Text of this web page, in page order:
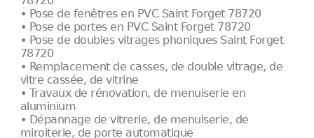
• Pose de fenêtres en PVC Saint Forget 78720
• Pose de portes en PVC Saint Forget 78720
• Pose de doubles vitrages phoniques Saint Forget
78720
• Remplacement de casses, de double vitrage, de
vitre cassée, de vitrine
• Travaux de rénovation, de menuiserie en
aluminium
• Dépannage de vitrerie, de menuiserie, de
miroiterie, de porte automatique